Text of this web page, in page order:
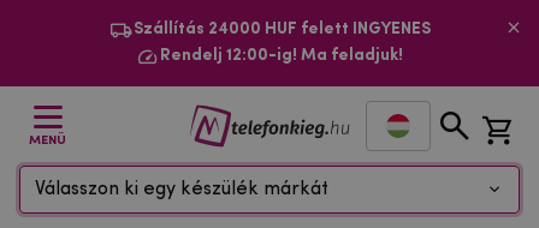
Szállítás 24000 HUF felett INGYENES
Rendelj 12:00-ig! Ma feladjuk!
MENÜ
Válasszon ki egy készülék márkát